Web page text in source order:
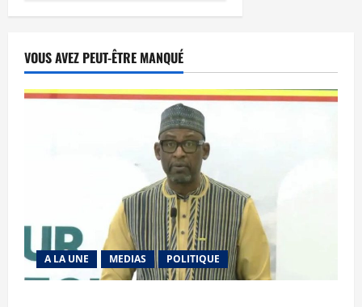
VOUS AVEZ PEUT-ÊTRE MANQUÉ
A LA UNE MEDIAS POLITIQUE